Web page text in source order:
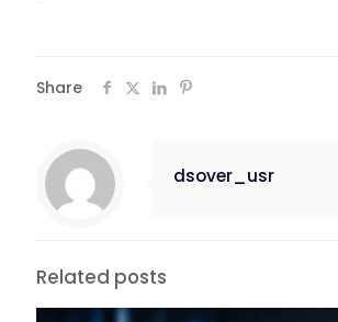
Share
dsover_usr
Related posts